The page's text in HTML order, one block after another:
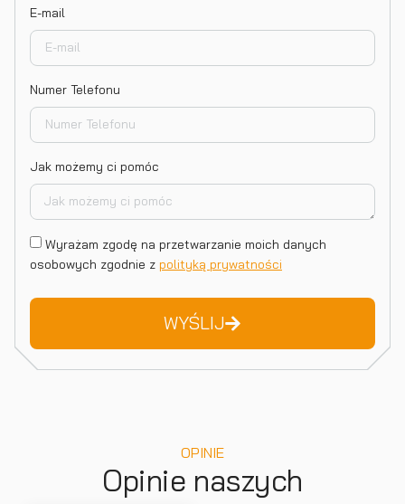
E-mail
Numer Telefonu
Jak możemy ci pomóc
Wyrażam zgodę na przetwarzanie moich danych
osobowych zgodnie z polityką prywatności
WYŚLIJ
OPINIE
Opinie naszych